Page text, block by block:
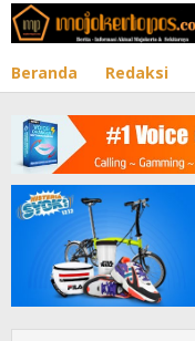
Lewati
ke
Beranda Redaksi